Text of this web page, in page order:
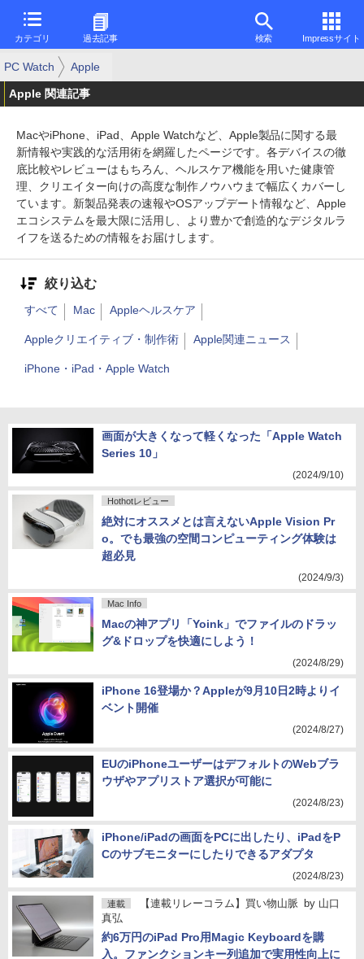
カテゴリ 過去記事 検索 Impressサイト
PC Watch Apple
Apple 関連記事
MacやiPhone、iPad、Apple Watchなど、Apple製品に関する最
新情報や実践的な活用術を網羅したページです。各デバイスの徹
底比較やレビューはもちろん、ヘルスケア機能を用いた健康管
理、クリエイター向けの高度な制作ノウハウまで幅広くカバーし
ています。新製品発表の速報やOSアップデート情報など、Apple
エコシステムを最大限に活用し、より豊かで創造的なデジタルラ
イフを送るための情報をお届けします。
絞り込む
すべて Mac Appleヘルスケア
Appleクリエイティブ・制作術 Apple関連ニュース
iPhone・iPad・Apple Watch
画面が大きくなって軽くなった「Apple Watch
Series 10」
(2024/9/10)
Hothotレビュー
絶対にオススメとは言えないApple Vision Pr
o。でも最強の空間コンピューティング体験は
超必見
(2024/9/3)
Mac Info
Macの神アプリ「Yoink」でファイルのドラッ
グ&ドロップを快適にしよう！
(2024/8/29)
iPhone 16登場か？Appleが9月10日2時よりイ
ベント開催
(2024/8/27)
EUのiPhoneユーザーはデフォルトのWebブラ
ウザやアプリストア選択が可能に
(2024/8/23)
iPhone/iPadの画面をPCに出したり、iPadをP
Cのサブモニターにしたりできるアダプタ
(2024/8/23)
連載 【連載リレーコラム】買い物山脈 by 山口
真弘
約6万円のiPad Pro用Magic Keyboardを購
入。ファンクションキー列追加で実用性向上に